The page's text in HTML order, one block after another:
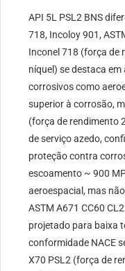
API 5L PSL2 BNS
718, Incoloy 901,
Inconel 718 (força de
níquel) se destaca
corrosivos como
superior à corrosão,
(força de rendimento
de serviço azedo,
proteção contra
escoamento ~ 900
aeroespacial, mas
ASTM A671 CC60
projetado para baixa
conformidade NACE
X70 PSL2 (força de